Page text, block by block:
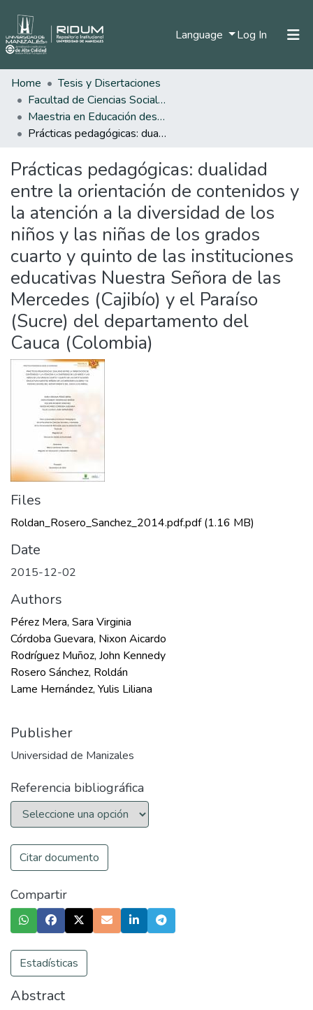
Language Log In (current)
Statistics
Home
Tesis y Disertaciones
Facultad de Ciencias Sociales y Humanas
Maestria en Educación desde la Diversidad
Prácticas pedagógicas: dualidad entre la orientación de contenidos y la atención a la diversidad de los niños y las niñas de los grados cuarto y quinto de las instituciones educativas Nuestra Señora de las Mercedes (Cajibío) y el Paraíso (Sucre) del departamento del Cauca (Colombia)
Prácticas pedagógicas: dualidad
entre la orientación de contenidos y
la atención a la diversidad de los
niños y las niñas de los grados
cuarto y quinto de las instituciones
educativas Nuestra Señora de las
Mercedes (Cajibío) y el Paraíso
(Sucre) del departamento del
Cauca (Colombia)
Files
Roldan_Rosero_Sanchez_2014.pdf.pdf(1.16 MB)
Date
2015-12-02
Authors
Pérez Mera, Sara Virginia
Córdoba Guevara, Nixon Aicardo
Rodríguez Muñoz, John Kennedy
Rosero Sánchez, Roldán
Lame Hernández, Yulis Liliana
Publisher
Universidad de Manizales
Referencia bibliográfica
Citar documento
Compartir
Estadísticas
Abstract